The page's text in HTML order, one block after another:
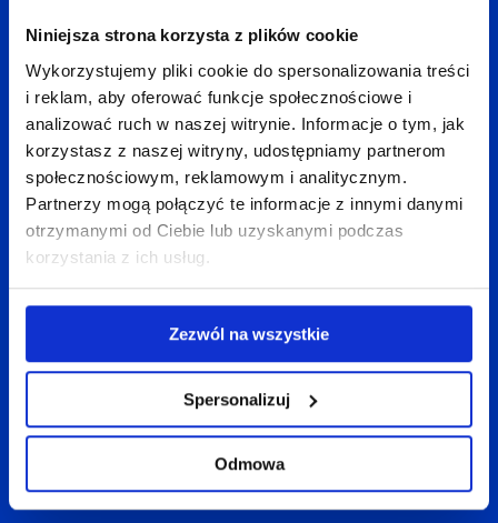
Niniejsza strona korzysta z plików cookie
Wykorzystujemy pliki cookie do spersonalizowania treści
i reklam, aby oferować funkcje społecznościowe i
analizować ruch w naszej witrynie. Informacje o tym, jak
korzystasz z naszej witryny, udostępniamy partnerom
społecznościowym, reklamowym i analitycznym.
Partnerzy mogą połączyć te informacje z innymi danymi
otrzymanymi od Ciebie lub uzyskanymi podczas
korzystania z ich usług.
Zezwól na wszystkie
Spersonalizuj
Odmowa
lub dom do homly!
Wyceniamy mieszkania i domy za darmo, bez
zobowiązań. Wybrane mieszkania i domy
kupujemy za gotówkę na terenie całej Polski.
→ Szybka wycena w 24h
→ Tylko jedna wizyta rzeczoznawcy
→ Sprzedaż mieszkania w 7 dni
miasta